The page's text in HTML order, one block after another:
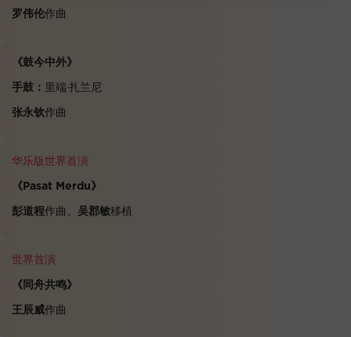
罗伟伦作曲
《鼓今中外》
手鼓： 里端·扎兰尼
张永钦作曲
华乐版世界首演
《Pasat Merdu》
彭道程作曲、 吴郡敏移植
世界首演
《同舟共鸣》
王辰威作曲